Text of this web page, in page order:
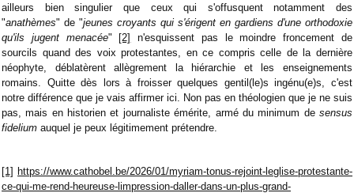
ailleurs bien singulier que ceux qui s'offusquent notamment des
"anathèmes" de "jeunes croyants qui s'érigent en gardiens d'une orthodoxie
qu'ils jugent menacée" [2]
n'esquissent pas le moindre froncement de
sourcils quand des voix protestantes, en ce compris celle de la dernière
néophyte, déblatèrent allègrement la hiérarchie et les enseignements
romains. Quitte dès lors à froisser quelques gentil(le)s ingénu(e)s, c'est
notre différence que je vais affirmer ici. Non pas en théologien que je ne suis
pas, mais en historien et journaliste émérite, armé du minimum de sensus
fidelium auquel je peux légitimement prétendre.
[1] https://www.cathobel.be/2026/01/myriam-tonus-rejoint-leglise-protestante-
ce-qui-me-rend-heureuse-limpression-daller-dans-un-plus-grand-